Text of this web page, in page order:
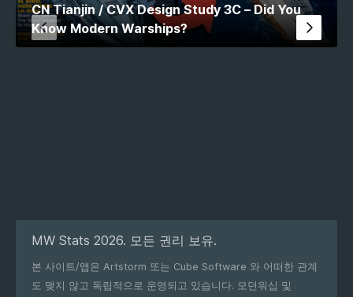
CN Tianjin / CVX Design Study 3C – Did You
Know Modern Warships?
MW Stats 2026. 모든 권리 보유.
본 사이트/앱은 Artstorm 또는 Cube Software 와 어떠한 관계
도 맺지 않고 독립적으로 운영되고 있습니다. 모던워십 및